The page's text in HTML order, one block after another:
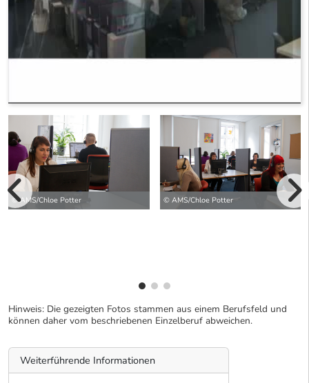
© AMS/Chloe Potter © AMS/Chloe Potter
Hinweis: Die gezeigten Fotos stammen aus einem Berufsfeld und
können daher vom beschriebenen Einzelberuf abweichen.
Weiterführende Informationen